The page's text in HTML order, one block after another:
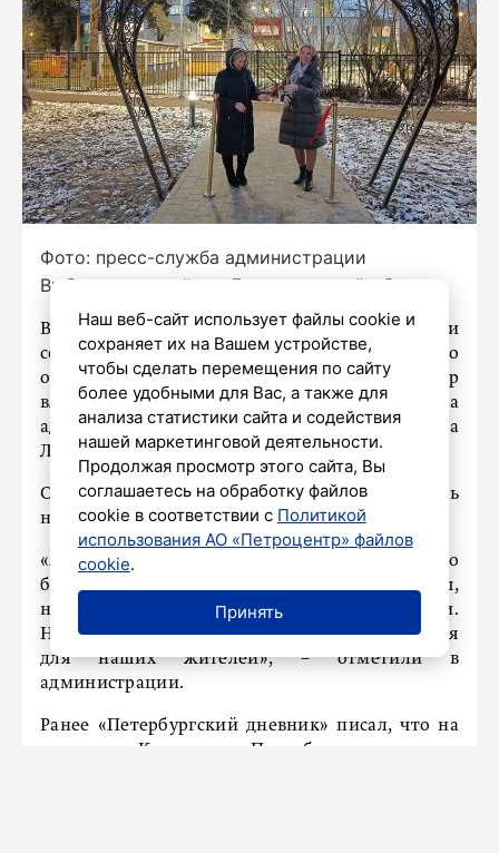
Фото: пресс-служба администрации
Выборгского района Ленинградской области
В поселке Бугры Ленинградской области
состоялось торжественное открытие нового
общественного пространства «Сквер
влюбленных». Об этом сообщает пресс-служба
администрации Выборгского района
Ленобласти.
Общественная территория расположилось
напротив храма Августовской Божией Матери.
«Арка в виде сердца, дерево любви, куда можно
будет вешать замочки в день свадьбы,
необычные фонари, качели-скамейки.
Наверняка это место станет зоной притяжения
для наших жителей», – отметили в
администрации.
Ранее «Петербургский дневник» писал, что на
проспекте Косыгина в Петербурге
Наш веб-сайт использует файлы cookie и
сохраняет их на Вашем устройстве,
чтобы сделать перемещения по сайту
более удобными для Вас, а также для
анализа статистики сайта и содействия
нашей маркетинговой деятельности.
Продолжая просмотр этого сайта, Вы
соглашаетесь на обработку файлов
cookie в соответствии с Политикой
использования АО «Петроцентр» файлов
cookie.
Принять